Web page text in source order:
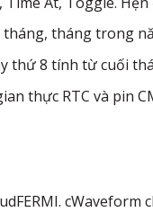
tháng trong
thứ 8 tính từ cuối
thực RTC và pin